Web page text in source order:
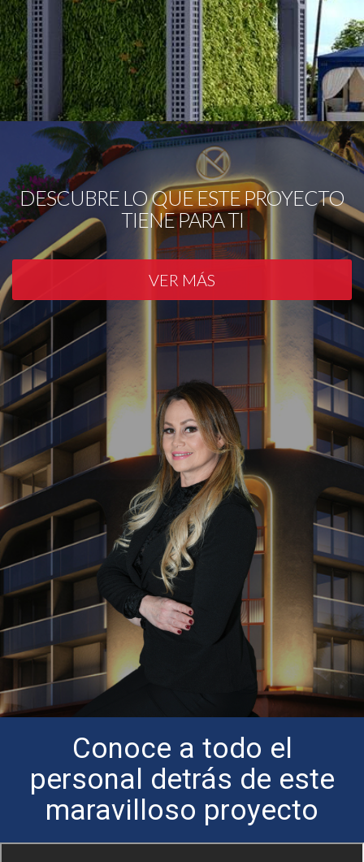
DESCUBRE LO QUE ESTE PROYECTO
TIENE PARA TI
VER MÁS
Conoce a todo el
personal detrás de este
maravilloso proyecto